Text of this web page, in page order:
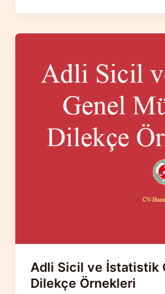
Adli Sicil ve İstatistik
Dilekçe Örnekleri